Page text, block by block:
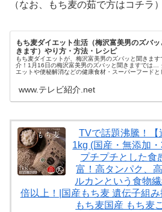
（なお、もち麦の茹で方はコチラ）
もち麦ダイエット生活（梅沢富美男のズバッ
きます）やり方・方法・レシピ
もち麦ダイエットが、梅沢富美男のズバッと聞きます
介！1月16日の梅沢富美男のズバッと聞きますでは…
エットや便秘解消などの健康食材・スーパーフードと
ち麦」を検証するため、倉田...
www.テレビ紹介.net
TVで話題沸騰！
1kg (国産・無添加
プチプチとした食
富！高タンパク、
ルカンという食物
倍以上！|国産もち麦 遺伝子組
もち麦国産 もち麦